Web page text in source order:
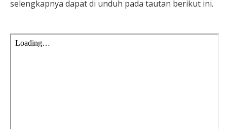
selengkapnya dapat di unduh pada tautan berikut ini.